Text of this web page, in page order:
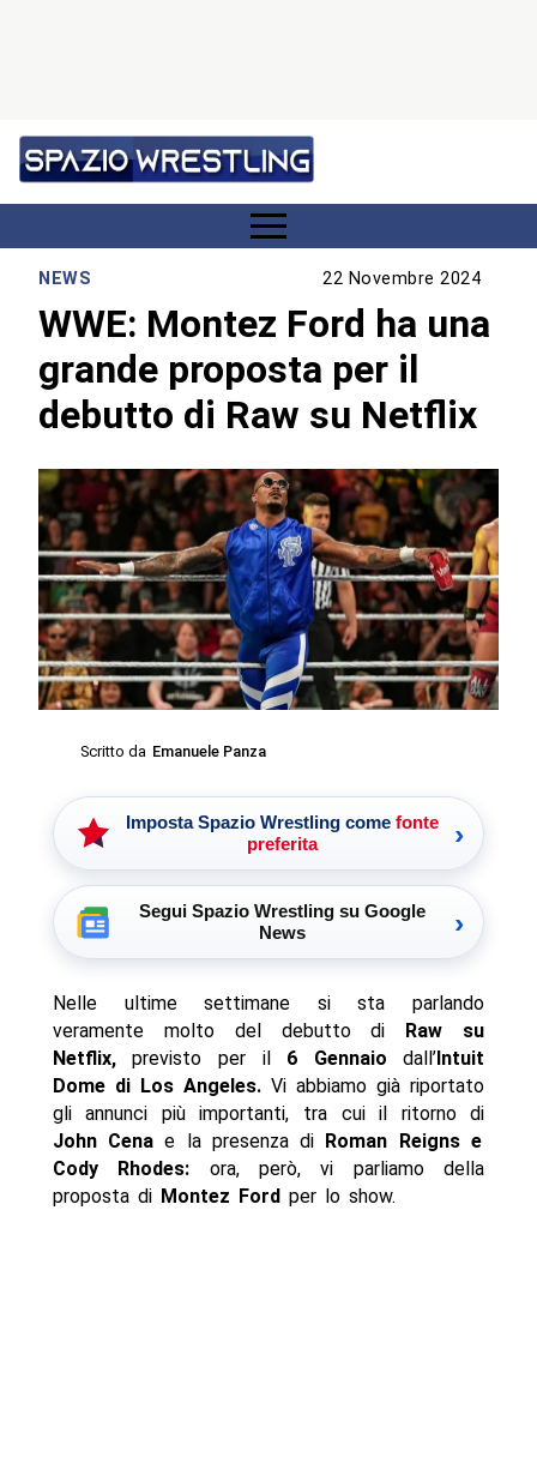
NEWS 22 Novembre 2024
WWE: Montez Ford ha una
grande proposta per il
debutto di Raw su Netflix
Scritto da Emanuele Panza
Imposta Spazio Wrestling come fonte
preferita
›
Segui Spazio Wrestling su Google
News
›
Nelle ultime settimane si sta parlando
veramente molto del debutto di
Raw su
Netflix,previsto per il 6 Gennaio dall’ Intuit
Dome di Los Angeles.Vi abbiamo già riportato
gli annunci più importanti, tra cui il ritorno di
John Cena e la presenza di
Roman Reigns e
Cody Rhodes: ora, però, vi parliamo della
proposta di Montez Ford per lo show.